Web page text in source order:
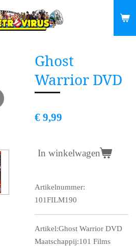
Ghost
Warrior DVD
€ 9,99
In winkelwagen
Artikelnummer:
101FILM190
Artikel:Ghost Warrior DVD
Maatschappij:101 Films